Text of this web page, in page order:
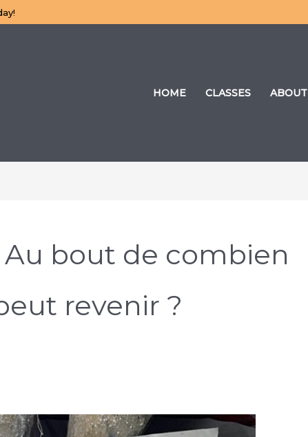
HOME CLASSES ABOUT
Au bout de combien
revenir ?